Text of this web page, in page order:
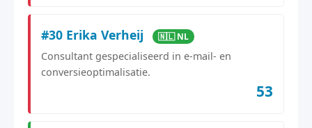
#30 Erika Verheij 🇳🇱 NL
Consultant gespecialiseerd in e-mail- en
conversieoptimalisatie.
53